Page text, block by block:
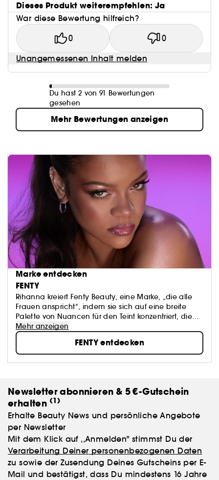
Dieses Produkt weiterempfehlen: Ja
War diese Bewertung hilfreich?
0 0
Unangemessenen Inhalt melden
Du hast 2 von 91 Bewertungen
gesehen
Mehr Bewertungen anzeigen
Marke entdecken
FENTY
Rihanna kreiert Fenty Beauty, eine Marke, „die alle
Frauen anspricht“, indem sie sich auf eine breite
Palette von Nuancen für den Teint konzentriert, die
traditionell schwer zu finden sind. Ihre Vision: „Fenty
Beauty wurde für jeden geschaffen - für Frauen aller
Hautfarben, Persönlichkeiten, Einstellungen und
Kulturen. Make-up soll Spaß machen und nicht aus
Zwang aufgelegt werden. Fühlt euch frei, Chancen
Mehr anzeigen
FENTY entdecken
Newsletter abonnieren & 5 €-Gutschein
erhalten (1)
Erhalte Beauty News und persönliche Angebote
per Newsletter
Mit dem Klick auf ,,Anmelden" stimmst Du der
Verarbeitung Deiner personenbezogenen Daten
zu sowie der Zusendung Deines Gutscheins per E-
Mail und bestätigst, dass Du mindestens 16 Jahre